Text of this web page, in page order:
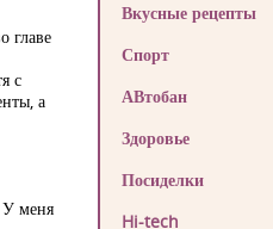
главе
с
а
У меня
Вкусные рецепты
Спорт
АВтобан
Здоровье
Посиделки
Hi-tech